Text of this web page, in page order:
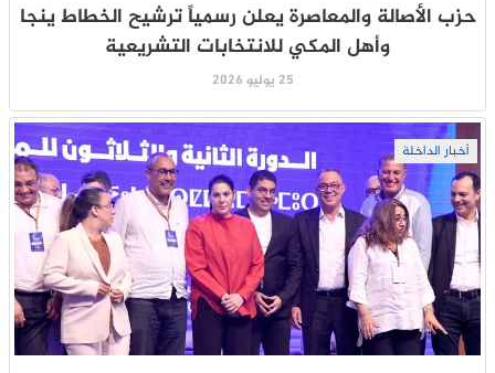
حزب الأصالة والمعاصرة يعلن رسمياً ترشيح الخطاط ينجا
وأهل المكي للانتخابات التشريعية
25 يوليو 2026
أخبار الداخلة